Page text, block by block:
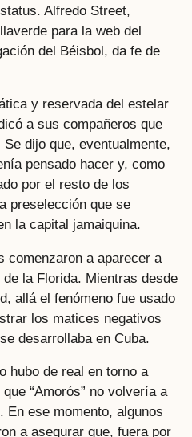
Alfredo Street,
para la web del
del Béisbol, da fe de
y reservada del estelar
a sus compañeros que
dijo que, eventualmente,
pensado hacer y, como
por el resto de los
preselección que se
la capital jamaiquina.
comenzaron a aparecer a
la Florida. Mientras desde
allá el fenómeno fue usado
los matices negativos
desarrollaba en Cuba.
hubo de real en torno a
“Amorós” no volvería a
En ese momento, algunos
a asegurar que, fuera por